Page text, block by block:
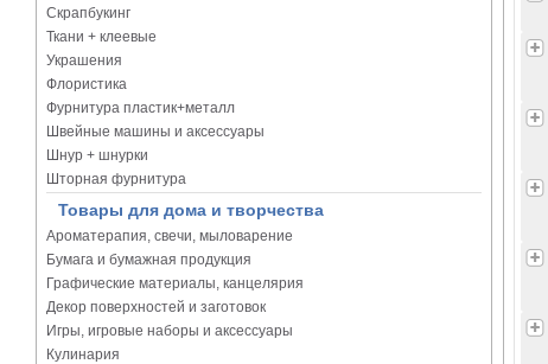
Скрапбукинг
Ткани + клеевые
Украшения
Флористика
Фурнитура пластик+металл
Швейные машины и аксессуары
Шнур + шнурки
Шторная фурнитура
Товары для дома и творчества
Ароматерапия, свечи, мыловарение
Бумага и бумажная продукция
Графические материалы, канцелярия
Декор поверхностей и заготовок
Игры, игровые наборы и аксессуары
Кулинария